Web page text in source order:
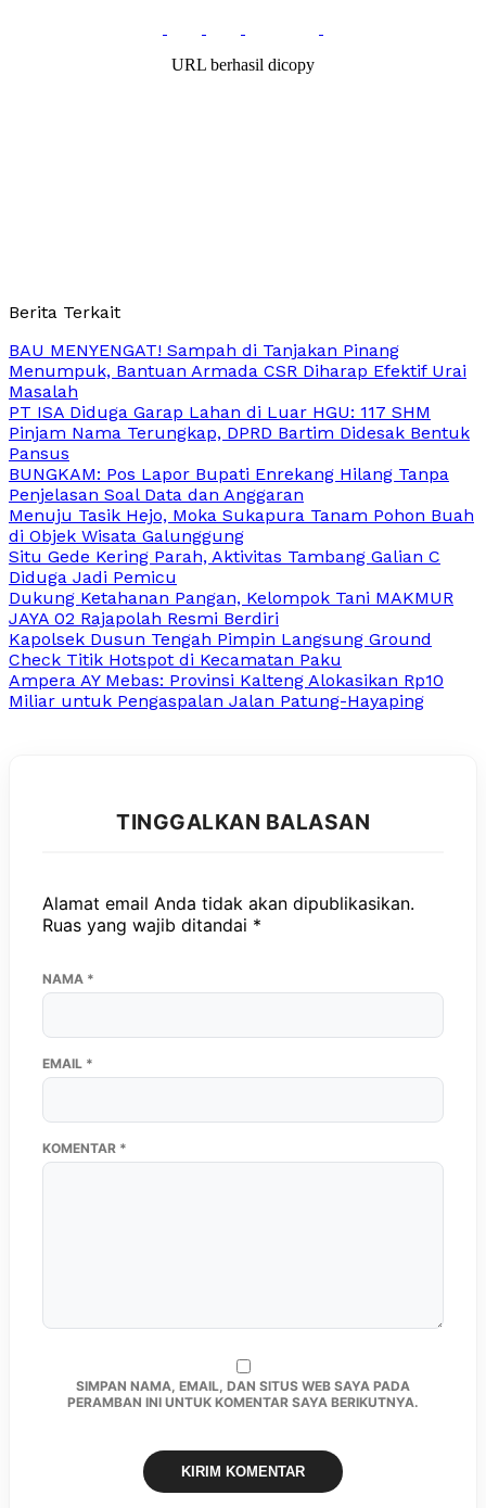
URL berhasil dicopy
Berita Terkait
BAU MENYENGAT! Sampah di Tanjakan Pinang
Menumpuk, Bantuan Armada CSR Diharap Efektif Urai
Masalah
PT ISA Diduga Garap Lahan di Luar HGU: 117 SHM
Pinjam Nama Terungkap, DPRD Bartim Didesak Bentuk
Pansus
BUNGKAM: Pos Lapor Bupati Enrekang Hilang Tanpa
Penjelasan Soal Data dan Anggaran
Menuju Tasik Hejo, Moka Sukapura Tanam Pohon Buah
di Objek Wisata Galunggung
Situ Gede Kering Parah, Aktivitas Tambang Galian C
Diduga Jadi Pemicu
Dukung Ketahanan Pangan, Kelompok Tani MAKMUR
JAYA 02 Rajapolah Resmi Berdiri
Kapolsek Dusun Tengah Pimpin Langsung Ground
Check Titik Hotspot di Kecamatan Paku
Ampera AY Mebas: Provinsi Kalteng Alokasikan Rp10
Miliar untuk Pengaspalan Jalan Patung-Hayaping
TINGGALKAN BALASAN
Alamat email Anda tidak akan dipublikasikan.
Ruas yang wajib ditandai *
KOMENTAR *
NAMA *
EMAIL *
SIMPAN NAMA, EMAIL, DAN SITUS WEB SAYA PADA
PERAMBAN INI UNTUK KOMENTAR SAYA BERIKUTNYA.